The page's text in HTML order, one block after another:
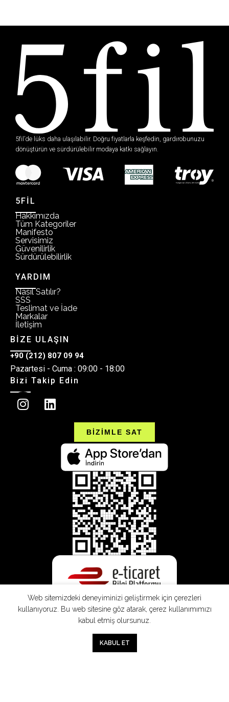
5fil’de lüks daha ulaşılabilir. Doğru fiyatlarla keşfedin, gardırobunuzu
dönüştürün ve sürdürülebilir modaya katkı sağlayın.
5FİL
Hakkımızda
Tüm Kategoriler
Manifesto
Servisimiz
Güvenilirlik
Sürdürülebilirlik
YARDIM
Nasıl Satılır?
SSS
Teslimat ve İade
Markalar
İletişim
BİZE ULAŞIN
+90 (212) 807 09 94
Pazartesi - Cuma : 09:00 - 18:00
Bizi Takip Edin
BİZİMLE SAT
Web sitemizdeki deneyiminizi geliştirmek için çerezleri
kullanıyoruz. Bu web sitesine göz atarak, çerez kullanımımızı
kabul etmiş olursunuz.
KABUL ET
Sepet